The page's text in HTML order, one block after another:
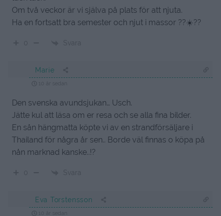
Om två veckor är vi själva på plats för att njuta.
Ha en fortsatt bra semester och njut i massor ??☀️??
0 Svara
Marie
10 år sedan
Den svenska avundsjukan… Usch.
Jätte kul att läsa om er resa och se alla fina bilder.
En sån hängmatta köpte vi av en strandförsäljare i
Thailand för några år sen.. Borde väl finnas o köpa på
nån marknad kanske..!?
0 Svara
Eva Torstensson
10 år sedan